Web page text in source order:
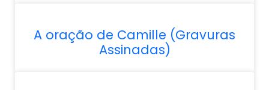
A oração de Camille (Gravuras
Assinadas)